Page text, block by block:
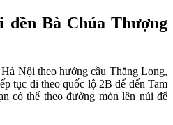
đền Bà Chúa Thượng
Nội theo hướng cầu Thăng Long,
tục đi theo quốc lộ 2B để đến Tam
có thể theo đường mòn lên núi để